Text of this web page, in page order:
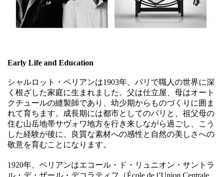
Early Life and Education
シャルロット・ペリアンは1903年、パリで職人の世界に深
く根ざした家庭に生まれました。父は仕立屋、母はオート
クチュールの縫製師であり、幼少期からものづくりに囲ま
れて育ちます。成長期には都市としてのパリと、祖父母の
住む山岳地帯サヴォワ地方を行き来しながら過ごし、こう
した経験が後に、良質な素材への感性と自然の美しさへの
敬意を育むことになります。
1920年、ペリアンはエコール・ド・リュニオン・サントラ
ル・デ・ザール・デコラティフ（École de l’Union Centrale